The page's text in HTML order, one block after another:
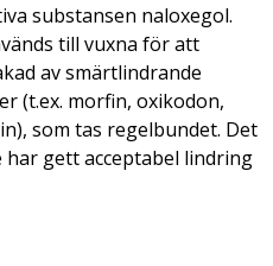
substansen naloxegol.
till vuxna för att
av smärtlindrande
(t.ex. morfin, oxikodon,
som tas regelbundet. Det
har gett acceptabel lindring